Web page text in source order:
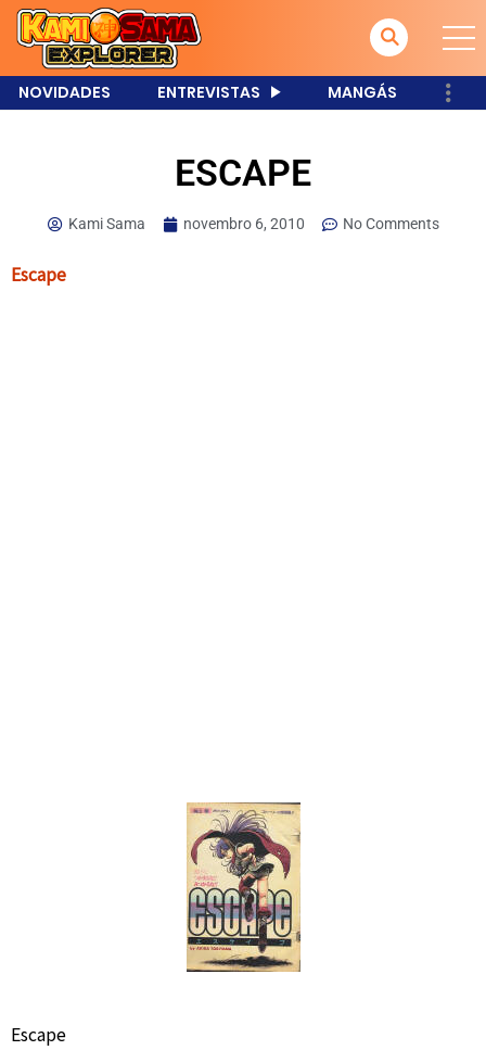
NOVIDADES ENTREVISTAS MANGÁS
ESCAPE
Kami Sama novembro 6, 2010 No Comments
Escape
Escape